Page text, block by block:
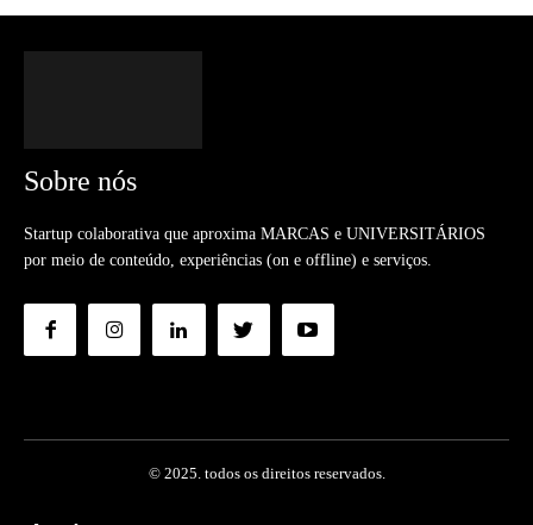
Sobre nós
Startup colaborativa que aproxima MARCAS e UNIVERSITÁRIOS
por meio de conteúdo, experiências (on e offline) e serviços.
© 2025. todos os direitos reservados.